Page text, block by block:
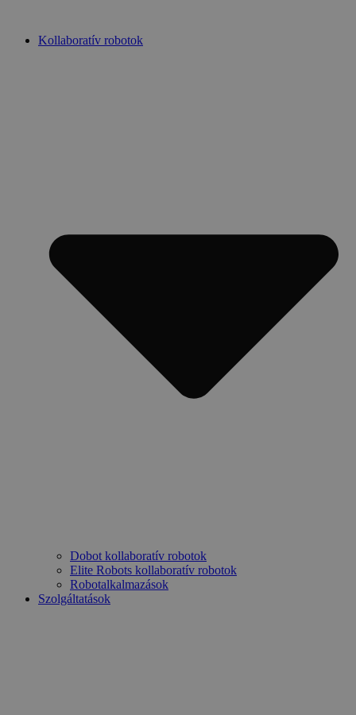
tartalomhozKollaboratív robotok
Dobot kollaboratív robotok
Elite Robots kollaboratív robotok
Robotalkalmazások
Szolgáltatások